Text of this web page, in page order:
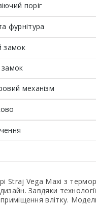
поріг
фурнітура
замок
механізм
Straj Vega Maxi з
Завдяки
приміщення влітку.